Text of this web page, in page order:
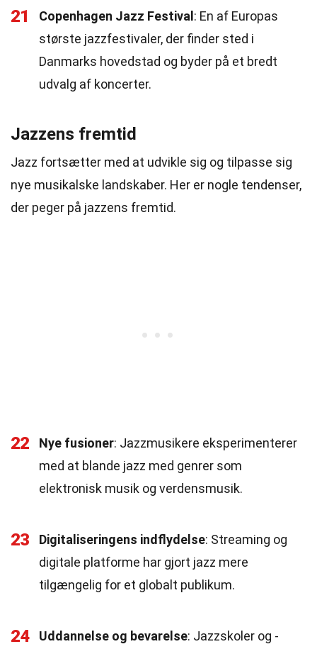
21 Copenhagen Jazz Festival : En af Europas
største jazzfestivaler, der finder sted i
Danmarks hovedstad og byder på et bredt
udvalg af koncerter.
Jazzens fremtid
Jazz fortsætter med at udvikle sig og tilpasse sig
nye musikalske landskaber. Her er nogle tendenser,
der peger på jazzens fremtid.
22 Nye fusioner: Jazzmusikere eksperimenterer
med at blande jazz med genrer som
elektronisk musik og verdensmusik.
23 Digitaliseringens indflydelse: Streaming og
digitale platforme har gjort jazz mere
tilgængelig for et globalt publikum.
24 Uddannelse og bevarelse: Jazzskoler og -